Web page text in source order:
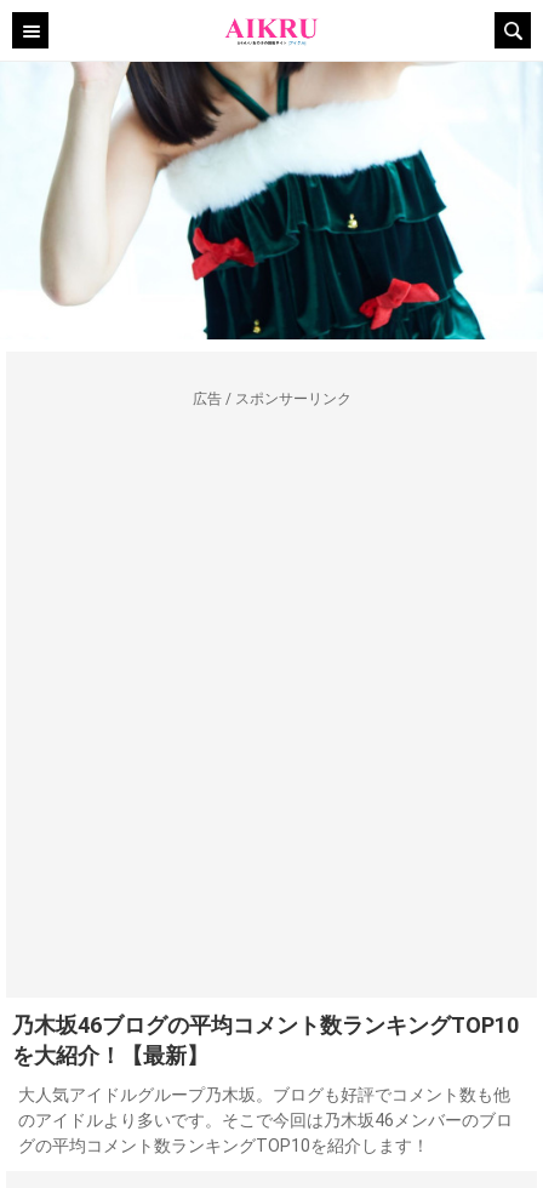
広告 / スポンサーリンク
乃木坂46ブログの平均コメント数ランキングTOP10
を大紹介！【最新】
大人気アイドルグループ乃木坂。ブログも好評でコメント数も他
のアイドルより多いです。そこで今回は乃木坂46メンバーのブロ
グの平均コメント数ランキングTOP10を紹介します！